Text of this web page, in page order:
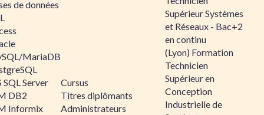
de données
MariaDB
SQL Server
DB2
Informix
Cursus
Titres diplômants
Administrateurs
Supérieur Systèmes
et Réseaux - Bac+2
en continu
(Lyon) Formation
Technicien
Supérieur en
Conception
Industrielle de